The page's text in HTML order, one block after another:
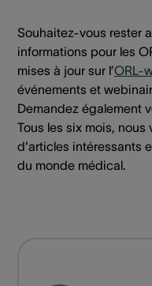
Souhaitez-vous rester
informations pour les
mises à jour sur l’ORL-
événements et
Demandez également
Tous les six mois,
d'articles intéressants
du monde médical.